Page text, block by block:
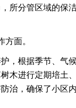
所分管区域的保
面。
根据季节、气
木进行定期培土
治，确保了小区